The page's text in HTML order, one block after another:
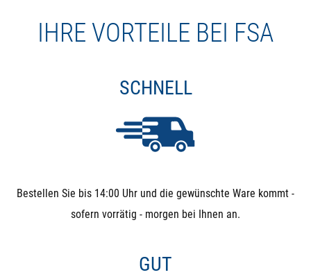
IHRE VORTEILE BEI FSA
SCHNELL
Bestellen Sie bis 14:00 Uhr und die gewünschte Ware kommt -
sofern vorrätig - morgen bei Ihnen an.
GUT